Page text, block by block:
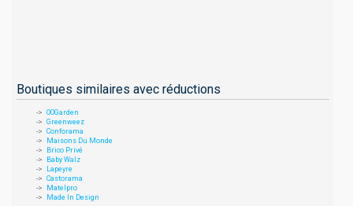
Boutiques similaires avec réductions
OOGarden
Greenweez
Conforama
Maisons Du Monde
Brico Privé
Baby Walz
Lapeyre
Castorama
Matelpro
Made In Design